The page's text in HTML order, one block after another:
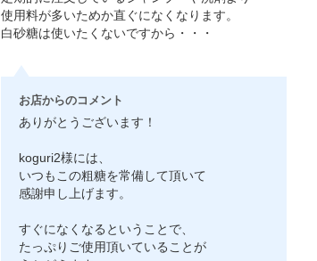
使用料が多いためか直ぐになくなります。
白砂糖は使いたくないですから・・・
お店からのコメント
ありがとうございます！
koguri2様には、
いつもこの粗糖を常備して頂いて
感謝申し上げます。
すぐになくなるということで、
たっぷりご使用頂いていることが